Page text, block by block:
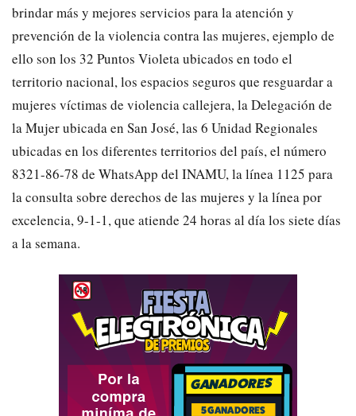
brindar más y mejores servicios para la atención y
prevención de la violencia contra las mujeres, ejemplo de
ello son los 32 Puntos Violeta ubicados en todo el
territorio nacional, los espacios seguros que resguardar a
mujeres víctimas de violencia callejera, la Delegación de
la Mujer ubicada en San José, las 6 Unidad Regionales
ubicadas en los diferentes territorios del país, el número
8321-86-78 de WhatsApp del INAMU, la línea 1125 para
la consulta sobre derechos de las mujeres y la línea por
excelencia, 9-1-1, que atiende 24 horas al día los siete días
a la semana.